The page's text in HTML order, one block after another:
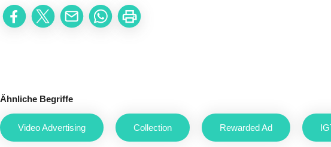
Ähnliche Begriffe
Video Advertising Collection Rewarded Ad